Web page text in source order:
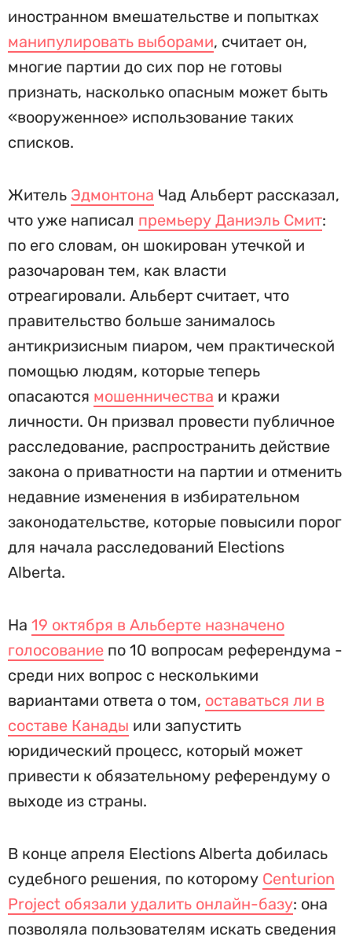
иностранном вмешательстве и попытках
манипулировать выборами, считает он,
многие партии до сих пор не готовы
признать, насколько опасным может быть
«вооруженное» использование таких
списков.
Житель Эдмонтона Чад Альберт рассказал,
что уже написал премьеру Даниэль Смит:
по его словам, он шокирован утечкой и
разочарован тем, как власти
отреагировали. Альберт считает, что
правительство больше занималось
антикризисным пиаром, чем практической
помощью людям, которые теперь
опасаются мошенничества и кражи
личности. Он призвал провести публичное
расследование, распространить действие
закона о приватности на партии и отменить
недавние изменения в избирательном
законодательстве, которые повысили порог
для начала расследований Elections
Alberta.
На 19 октября в Альберте назначено
голосование по 10 вопросам референдума -
среди них вопрос с несколькими
вариантами ответа о том, оставаться ли в
составе Канады или запустить
юридический процесс, который может
привести к обязательному референдуму о
выходе из страны.
В конце апреля Elections Alberta добилась
судебного решения, по которому Centurion
Project обязали удалить онлайн-базу: она
позволяла пользователям искать сведения